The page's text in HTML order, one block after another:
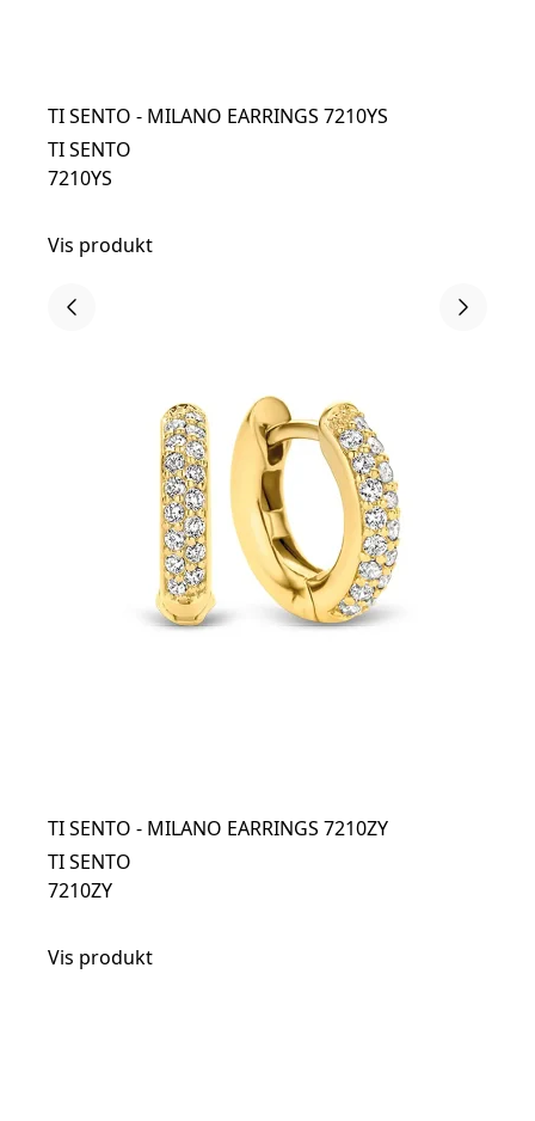
TI SENTO - MILANO EARRINGS 7210YS
TI SENTO
7210YS
Vis produkt
TI SENTO - MILANO EARRINGS 7210ZY
TI SENTO
7210ZY
Vis produkt